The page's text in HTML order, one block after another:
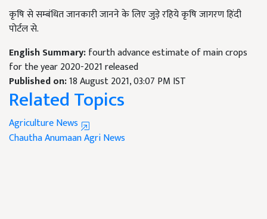
कृषि से सम्बंधित जानकारी जानने के लिए जुड़े रहिये कृषि जागरण हिंदी
पोर्टल से.
English Summary:fourth advance estimate of main crops
for the year 2020-2021 released
Published on:18 August 2021, 03:07 PM IST
Related Topics
Agriculture News
Chautha AnumaanAgri News